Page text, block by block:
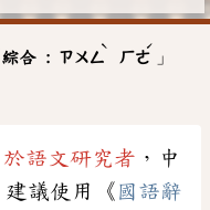
綜合 : ㄗㄨㄥ
ˋ
ㄏㄜ
ˊ
」
於語文研究者 ，中
議使用《 國語辭